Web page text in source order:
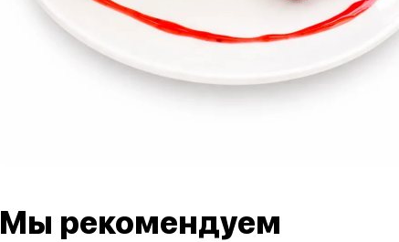
Мы рекомендуем